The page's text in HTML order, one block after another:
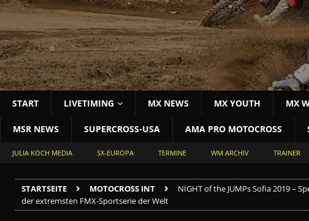
START LIVETIMING MX NEWS MX YOUTH MX
MSR NEWS SUPERCROSS-USA AMA PRO MOTOCROSS
JULIA KOCH MEDIA SX-EUROPA TERMINE WM ARCHIV TRAINER
STARTSEITE MOTOCROSS INT
NIGHT of the JUMPs Sofia 2019 –
der extremsten FMX-Sportserie der Welt